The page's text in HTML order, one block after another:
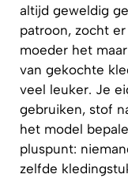
altijd geweldig
patroon, zocht
moeder het
van gekochte
veel leuker. Je
gebruiken, stof
het model
pluspunt:
zelfde